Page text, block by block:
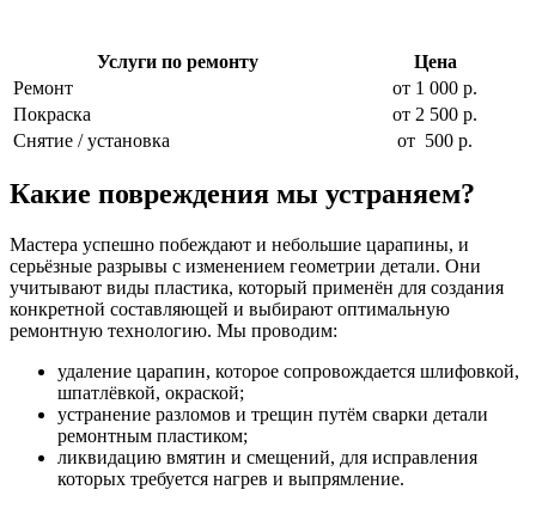
Услуги по ремонту
Цена
Ремонт
от 1 000 р.
Покраска
от 2 500 р.
Снятие / установка
от 500 р.
Какие повреждения мы устраняем?
Мастера успешно побеждают и небольшие царапины, и
серьёзные разрывы с изменением геометрии детали. Они
учитывают виды пластика, который применён для создания
конкретной составляющей и выбирают оптимальную
ремонтную технологию. Мы проводим:
удаление царапин, которое сопровождается шлифовкой,
шпатлёвкой, окраской;
устранение разломов и трещин путём сварки детали
ремонтным пластиком;
ликвидацию вмятин и смещений, для исправления
которых требуется нагрев и выпрямление.